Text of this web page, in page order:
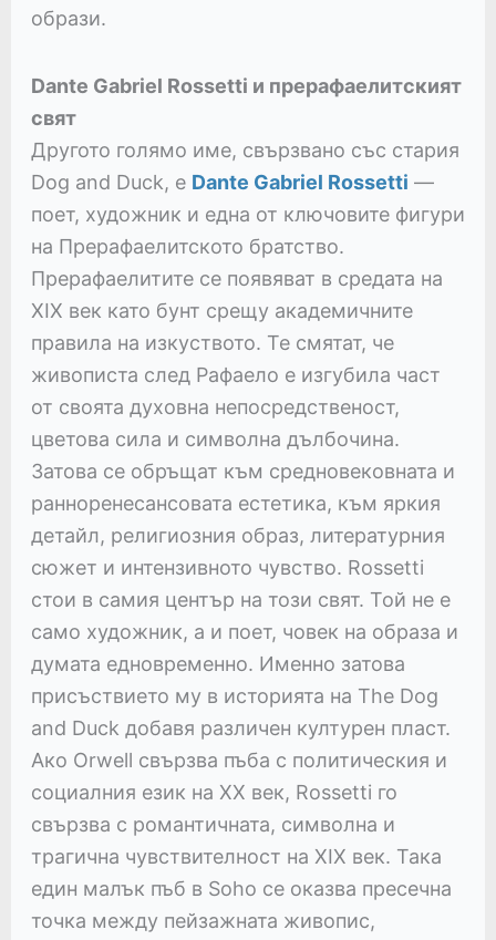
образи.
Dante Gabriel Rossetti и прерафаелитският
свят
Другото голямо име, свързвано със стария
Dog and Duck, е Dante Gabriel Rossetti —
поет, художник и една от ключовите фигури
на Прерафаелитското братство.
Прерафаелитите се появяват в средата на
XIX век като бунт срещу академичните
правила на изкуството. Те смятат, че
живописта след Рафаело е изгубила част
от своята духовна непосредственост,
цветова сила и символна дълбочина.
Затова се обръщат към средновековната и
ранноренесансовата естетика, към яркия
детайл, религиозния образ, литературния
сюжет и интензивното чувство. Rossetti
стои в самия център на този свят. Той не е
само художник, а и поет, човек на образа и
думата едновременно. Именно затова
присъствието му в историята на The Dog
and Duck добавя различен културен пласт.
Ако Orwell свързва пъба с политическия и
социалния език на XX век, Rossetti го
свързва с романтичната, символна и
трагична чувствителност на XIX век. Така
един малък пъб в Soho се оказва пресечна
точка между пейзажната живопис,